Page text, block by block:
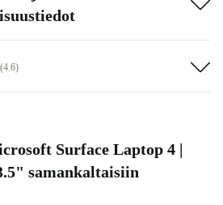
(4.6)
Surface Laptop 4 |
samankaltaisiin